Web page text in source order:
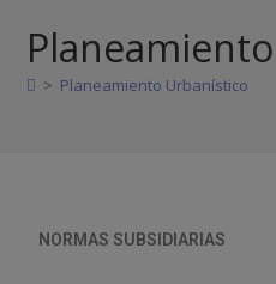
> Planeamiento Urbanístico
NORMAS SUBSIDIARIAS